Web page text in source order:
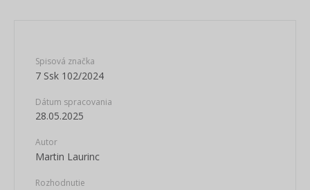
Spisová značka
7 Ssk 102/2024
Dátum spracovania
28.05.2025
Autor
Martin Laurinc
Rozhodnutie